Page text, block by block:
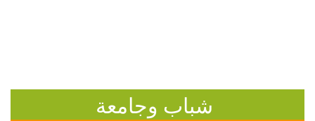
شباب وجامعة